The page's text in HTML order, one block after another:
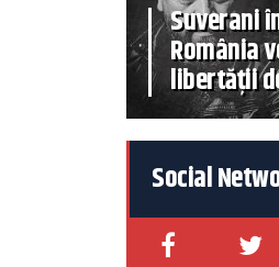
Suverani
România
libertății
Social